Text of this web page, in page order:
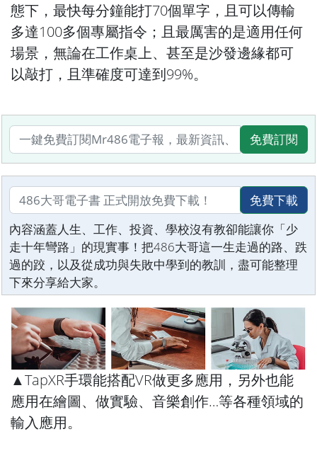
態下，最快每分鐘能打70個單字，且可以傳輸
多達100多個專屬指令；且最厲害的是適用任何
場景，無論在工作桌上、甚至是沙發邊緣都可
以敲打，且準確度可達到99%。
免費訂閱
免費下載
內容涵蓋人生、工作、投資、學校沒有教卻能讓你「少
走十年彎路」的現實事！把486大哥這一生走過的路、跌
過的跤，以及從成功與失敗中學到的教訓，盡可能整理
下來分享給大家。
▲TapXR手環能搭配VR做更多應用，另外也能
應用在繪圖、做實驗、音樂創作…等各種領域的
輸入應用。